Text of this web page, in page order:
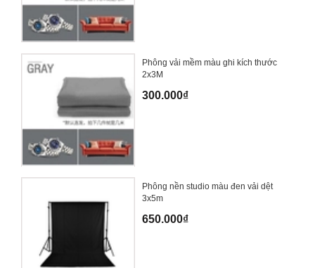
Phông vải mềm màu ghi kích thước
2x3M
300.000₫
Phông nền studio màu đen vải dệt
3x5m
650.000₫